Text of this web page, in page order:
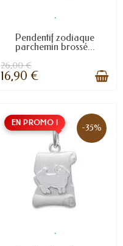
.
Pendentif zodiaque
parchemin brossé...
26,00 €
16,90 €
EN PROMO ! -35%
.